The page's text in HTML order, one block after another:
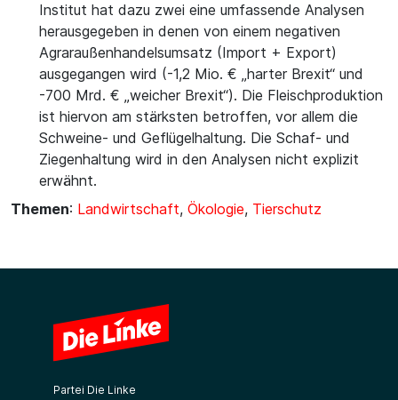
Institut hat dazu zwei eine umfassende Analysen
herausgegeben in denen von einem negativen
Agraraußenhandelsumsatz (Import + Export)
ausgegangen wird (-1,2 Mio. € „harter Brexit“ und
-700 Mrd. € „weicher Brexit“). Die Fleischproduktion
ist hiervon am stärksten betroffen, vor allem die
Schweine- und Geflügelhaltung. Die Schaf- und
Ziegenhaltung wird in den Analysen nicht explizit
erwähnt.
Themen: Landwirtschaft, Ökologie, Tierschutz
Partei Die Linke